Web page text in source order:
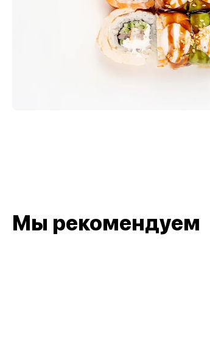
Мы рекомендуем